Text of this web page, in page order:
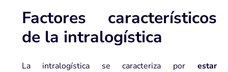
Factores característicos
de la intralogística
La intralogística se caracteriza por estar